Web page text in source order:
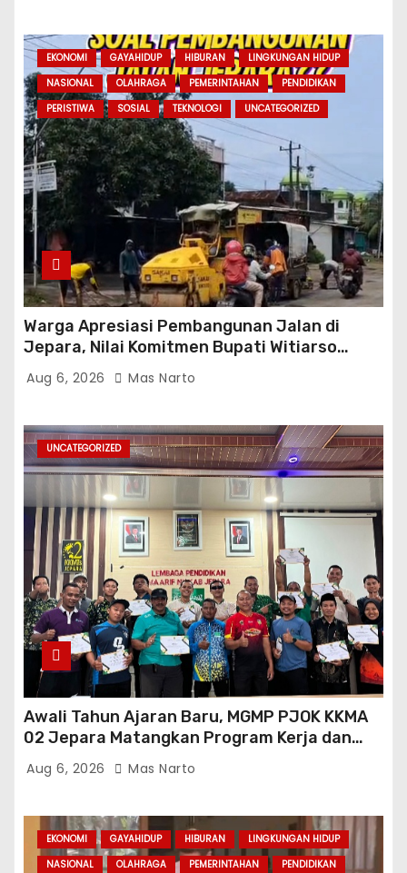
EKONOMI GAYAHIDUP HIBURAN
LINGKUNGAN HIDUP
NASIONAL
OLAHRAGA PEMERINTAHAN
PENDIDIKAN
PERISTIWA
SOSIAL TEKNOLOGI UNCATEGORIZED
Warga Apresiasi Pembangunan Jalan di
Jepara, Nilai Komitmen Bupati Witiarso
Tingkatkan Infrastruktur dan Perekonomian
Aug 6, 2026 Mas Narto
UNCATEGORIZED
Awali Tahun Ajaran Baru, MGMP PJOK KKMA
02 Jepara Matangkan Program Kerja dan
Asesmen Gasal
Aug 6, 2026 Mas Narto
EKONOMI GAYAHIDUP HIBURAN
LINGKUNGAN HIDUP
NASIONAL
OLAHRAGA PEMERINTAHAN
PENDIDIKAN